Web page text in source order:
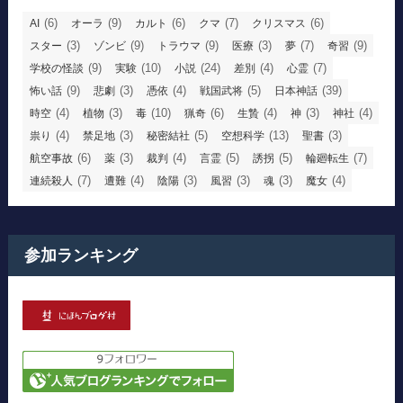
AI (6) オーラ (9) カルト (6) クマ (7) クリスマス (6)
スター (3) ゾンビ (9) トラウマ (9) 医療 (3) 夢 (7) 奇習 (9)
学校の怪談 (9) 実験 (10) 小説 (24) 差別 (4) 心霊 (7)
怖い話 (9) 悲劇 (3) 憑依 (4) 戦国武将 (5) 日本神話 (39)
時空 (4) 植物 (3) 毒 (10) 猟奇 (6) 生贄 (4) 神 (3) 神社 (4)
祟り (4) 禁足地 (3) 秘密結社 (5) 空想科学 (13) 聖書 (3)
航空事故 (6) 薬 (3) 裁判 (4) 言霊 (5) 誘拐 (5) 輪廻転生 (7)
連続殺人 (7) 遭難 (4) 陰陽 (3) 風習 (3) 魂 (3) 魔女 (4)
参加ランキング